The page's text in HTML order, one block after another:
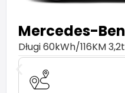
Mercedes-
Długi 60kWh/116KM 3,2t